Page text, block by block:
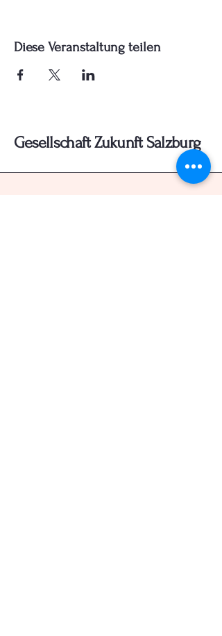
Diese Veranstaltung teilen
Gesellschaft Zukunft Salzburg